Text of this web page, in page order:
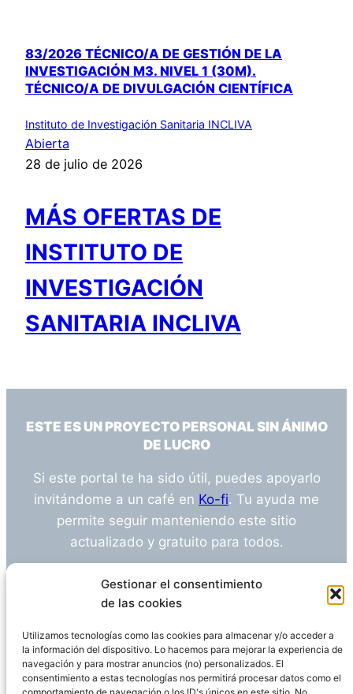
Gestionar el consentimiento
de las cookies
Utilizamos tecnologías como las cookies para almacenar y/o acceder a
la información del dispositivo. Lo hacemos para mejorar la experiencia de
navegación y para mostrar anuncios (no) personalizados. El
consentimiento a estas tecnologías nos permitirá procesar datos como el
83/2026 TÉCNICO/A DE GESTIÓN DE LA
INVESTIGACIÓN M3. NIVEL 1 (30M).
TÉCNICO/A DE DIVULGACIÓN CIENTÍFICA
Instituto de Investigación Sanitaria INCLIVA
Abierta
28 de julio de 2026
MÁS OFERTAS DE
INSTITUTO DE
INVESTIGACIÓN
SANITARIA INCLIVA
ESTE ES UN PROYECTO PERSONAL SIN ÁNIMO
DE LUCRO
Si este portal te ha sido útil, puedes apoyarlo
invitándome a un café en Ko-fi. Tu ayuda me
permite seguir manteniendo este sitio
actualizado y gratuito para todos.
¿Tienes alguna duda o sugerencia? Escríbeme
info@empleosanitarioinvestigacion.es
Descargo de Responsabilidad